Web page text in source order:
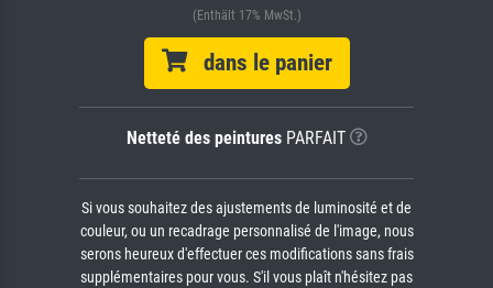
(Enthält 17% MwSt.)
dans le panier
Netteté des peinturesPARFAIT
Si vous souhaitez des ajustements de luminosité et de
couleur, ou un recadrage personnalisé de l'image, nous
serons heureux d'effectuer ces modifications sans frais
supplémentaires pour vous. S'il vous plaît n'hésitez pas